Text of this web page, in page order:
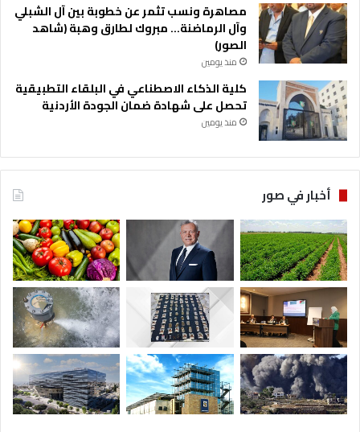
مصاهرة ونسب تثمر عن خطوبة بين آل الشبلي
وآل الرماضنة… مبروك لطارق وهبة (شاهد
الصور)
منذ يومين
كلية الذكاء الاصطناعي في البلقاء التطبيقية
تحصل على شهادة ضمان الجودة الأردنية
منذ يومين
أخبار في صور